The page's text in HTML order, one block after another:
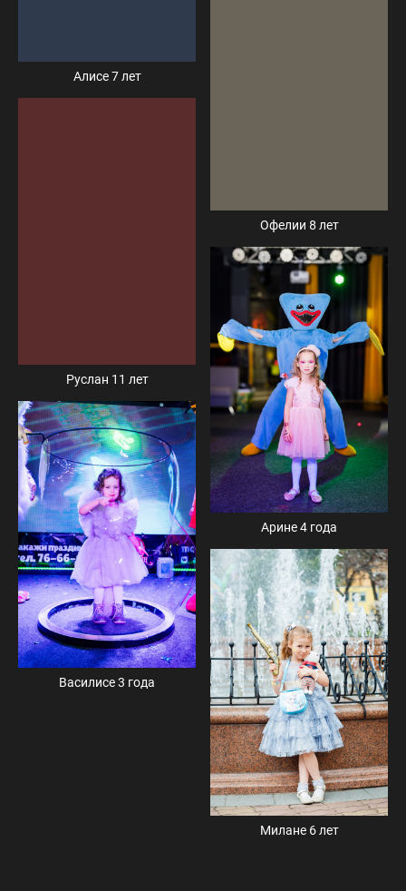
Алисе 7 лет
Офелии 8 лет
Руслан 11 лет
Арине 4 года
Василисе 3 года
Милане 6 лет